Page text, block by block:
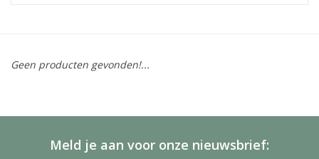
Geen producten gevonden!...
Meld je aan voor onze nieuwsbrief: